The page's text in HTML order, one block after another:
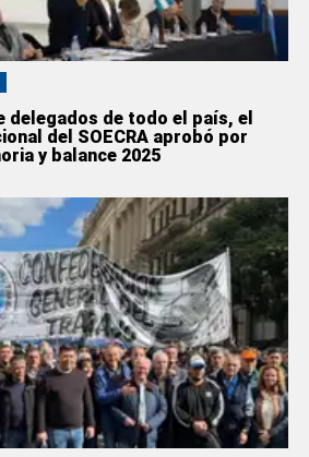
delegados de todo el país, el
del SOECRA aprobó por
y balance 2025